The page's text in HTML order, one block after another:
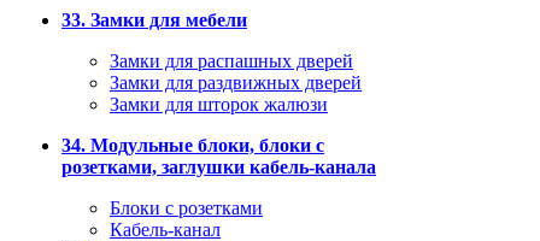
33. Замки для мебели
Замки для распашных дверей
Замки для раздвижных дверей
Замки для шторок жалюзи
34. Модульные блоки, блоки с
розетками, заглушки кабель-канала
Блоки с розетками
Кабель-канал